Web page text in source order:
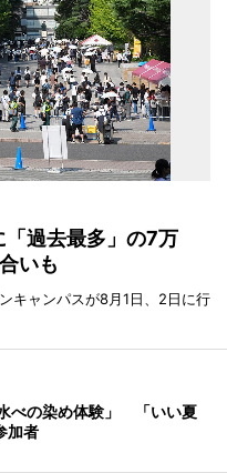
過去最多」の7万
いも
キャンパスが8月1日、2日に行
べの染め体験」 「いい夏
加者